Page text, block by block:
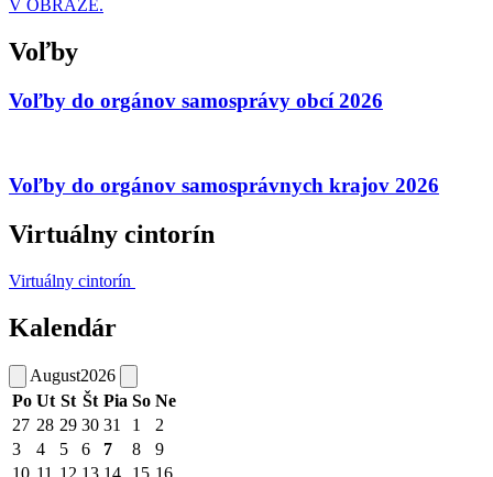
V OBRAZE.
Voľby
Voľby do orgánov samosprávy obcí 2026
Voľby do orgánov samosprávnych krajov 2026
Virtuálny cintorín
Virtuálny cintorín
Kalendár
August2026
Po Ut St Št Pia So Ne
27 28 29 30 31 1
2
3
4 5 6 7 8
9
10 11 12 13 14 15 16